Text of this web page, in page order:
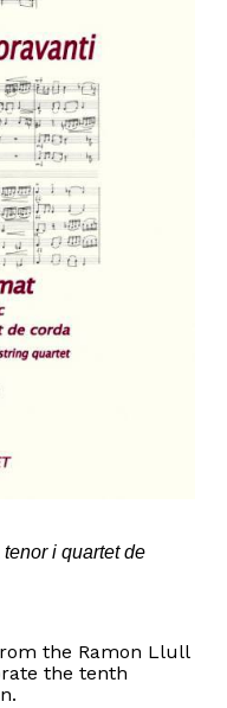
i quartet de
the Ramon Llull
the tenth